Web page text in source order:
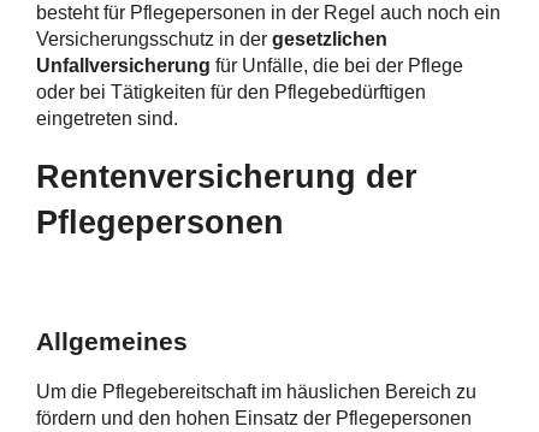
besteht für Pflegepersonen in der Regel auch noch ein
Versicherungsschutz in dergesetzlichen
Unfallversicherung für Unfälle, die bei der Pflege
oder bei Tätigkeiten für den Pflegebedürftigen
eingetreten sind.
Rentenversicherung der
Pflegepersonen
Allgemeines
Um die Pflegebereitschaft im häuslichen Bereich zu
fördern und den hohen Einsatz der Pflegepersonen